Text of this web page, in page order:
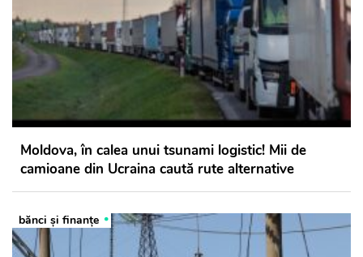
Moldova, în calea unui tsunami logistic! Mii de
camioane din Ucraina caută rute alternative
bănci şi finanţe